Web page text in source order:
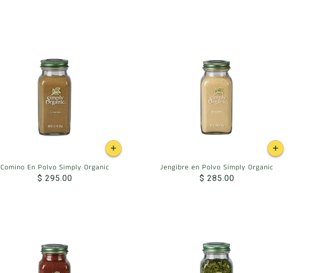
Comino En Polvo Simply Organic
$ 295.00
Jengibre en Polvo Simply Organic
$ 285.00